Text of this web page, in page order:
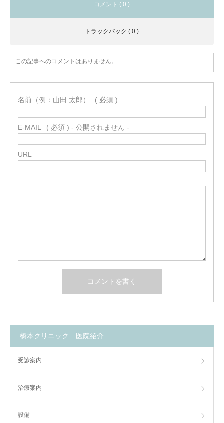
コメント ( 0 )
トラックバック ( 0 )
この記事へのコメントはありません。
名前（例：山田 太郎） ( 必須 )
E-MAIL ( 必須 ) - 公開されません -
URL
橋本クリニック 医院紹介
受診案内
治療案内
設備